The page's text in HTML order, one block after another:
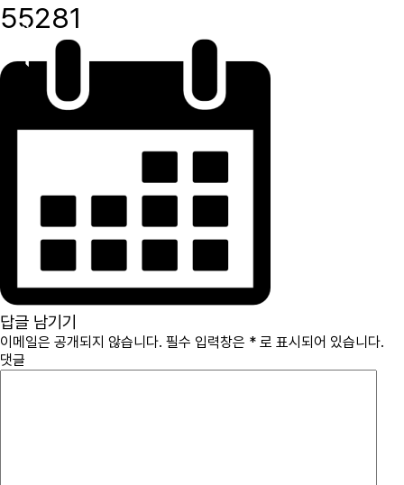
immcs,
55281
답글 남기기
이메일은 공개되지 않습니다. 필수 입력창은 * 로 표시되어 있습니다.
댓글